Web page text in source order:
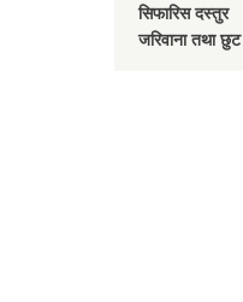
सिफारिस दस्तुर
जरिवाना तथा छुट